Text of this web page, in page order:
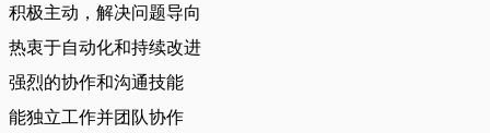
积极主动，解决问题导向
热衷于自动化和持续改进
强烈的协作和沟通技能
能独立工作并团队协作